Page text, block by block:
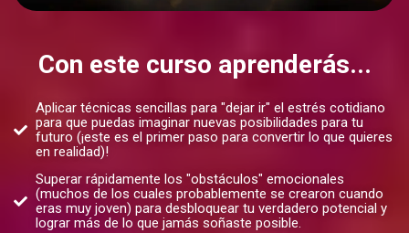
Con este curso aprenderás...
Aplicar técnicas sencillas para "dejar ir" el estrés cotidiano
para que puedas imaginar nuevas posibilidades para tu
futuro (¡este es el primer paso para convertir lo que quieres
en realidad)!
Superar rápidamente los "obstáculos" emocionales
(muchos de los cuales probablemente se crearon cuando
eras muy joven) para desbloquear tu verdadero potencial y
lograr más de lo que jamás soñaste posible.